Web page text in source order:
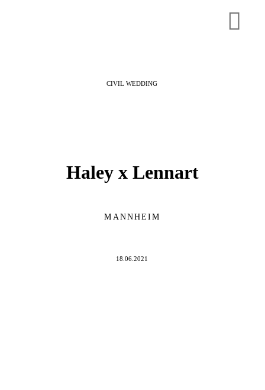
Haley x Lennart
18.06.2021
CIVIL WEDDING
MANNHEIM